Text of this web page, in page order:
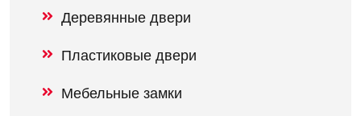
Деревянные двери
Пластиковые двери
Мебельные замки